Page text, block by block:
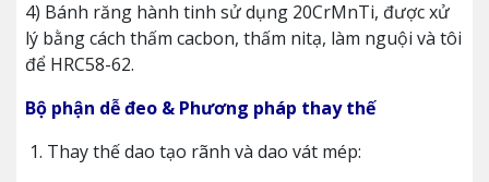
4) Bánh răng hành tinh sử dụng 20CrMnTi, được xử
lý bằng cách thấm cacbon, thấm nitạ, làm nguội và tôi
để HRC58-62.
Bộ phận dễ đeo & Phương pháp thay thế
Thay thế dao tạo rãnh và dao vát mép: